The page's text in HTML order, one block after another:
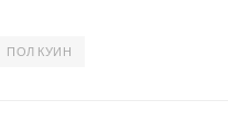
ПОЛ КУИН